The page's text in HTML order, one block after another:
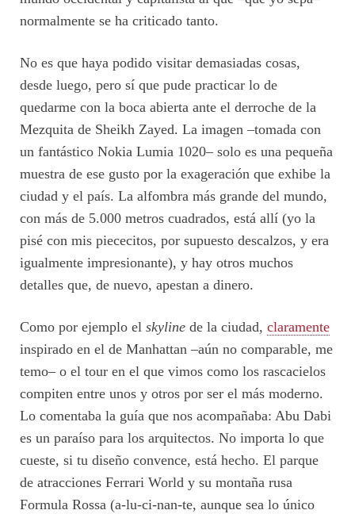
normalmente se ha criticado tanto.
No es que haya podido visitar demasiadas cosas,
desde luego, pero sí que pude practicar lo de
quedarme con la boca abierta ante el derroche de la
Mezquita de Sheikh Zayed. La imagen –tomada con
un fantástico Nokia Lumia 1020– solo es una pequeña
muestra de ese gusto por la exageración que exhibe la
ciudad y el país. La alfombra más grande del mundo,
con más de 5.000 metros cuadrados, está allí (yo la
pisé con mis piececitos, por supuesto descalzos, y era
igualmente impresionante), y hay otros muchos
detalles que, de nuevo, apestan a dinero.
Como por ejemplo el skyline de la ciudad, claramente
inspirado en el de Manhattan –aún no comparable, me
temo– o el tour en el que vimos como los rascacielos
compiten entre unos y otros por ser el más moderno.
Lo comentaba la guía que nos acompañaba: Abu Dabi
es un paraíso para los arquitectos. No importa lo que
cueste, si tu diseño convence, está hecho. El parque
de atracciones Ferrari World y su montaña rusa
Formula Rossa (a-lu-ci-nan-te, aunque sea lo único